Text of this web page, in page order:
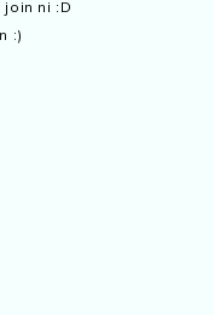
ni :D
:)